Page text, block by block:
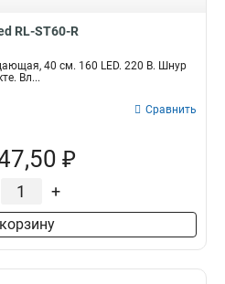
RL-ST60-R
40 см. 160 LED. 220 B. Шнур
Вл...
Сравнить
₽
+